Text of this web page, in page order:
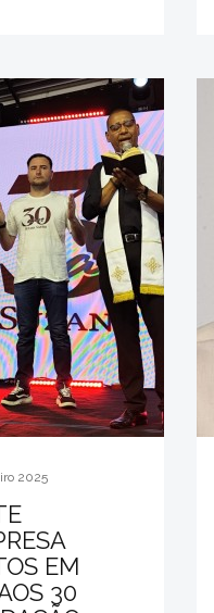
2025
EM
30